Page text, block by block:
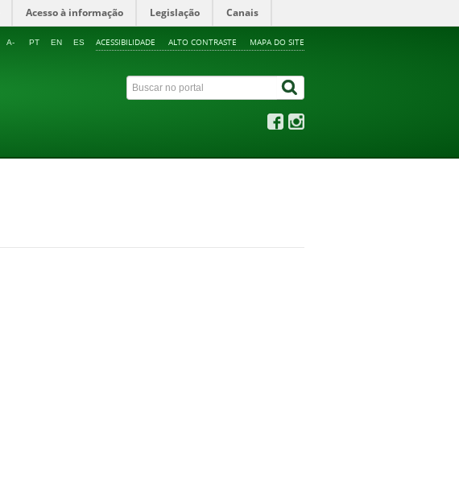
Acesso à informação Legislação Canais
ACESSIBILIDADE ALTO CONTRASTE MAPA DO SITE
A- PT EN ES